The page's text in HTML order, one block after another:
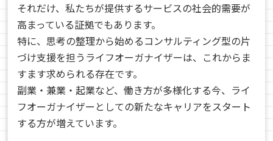
それだけ、私たちが提供するサービスの社会的需要が
高まっている証拠でもあります。
特に、思考の整理から始めるコンサルティング型の片
づけ支援を担うライフオーガナイザーは、これからま
すます求められる存在です。
副業・兼業・起業など、働き方が多様化する今、ライ
フオーガナイザーとしての新たなキャリアをスタート
する方が増えています。